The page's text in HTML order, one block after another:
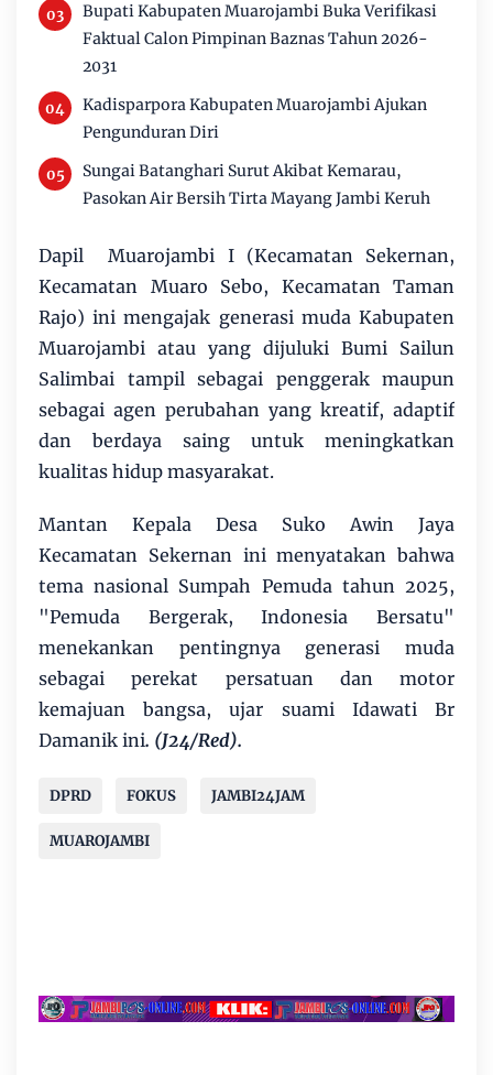
Bupati Kabupaten Muarojambi Buka Verifikasi
Faktual Calon Pimpinan Baznas Tahun 2026-
2031
Kadisparpora Kabupaten Muarojambi Ajukan
Pengunduran Diri
Sungai Batanghari Surut Akibat Kemarau,
Pasokan Air Bersih Tirta Mayang Jambi Keruh
Dapil Muarojambi I (Kecamatan Sekernan,
Kecamatan Muaro Sebo, Kecamatan Taman
Rajo) ini mengajak generasi muda Kabupaten
Muarojambi atau yang dijuluki Bumi Sailun
Salimbai tampil sebagai penggerak maupun
sebagai agen perubahan yang kreatif, adaptif
dan berdaya saing untuk meningkatkan
kualitas hidup masyarakat.
Mantan Kepala Desa Suko Awin Jaya
Kecamatan Sekernan ini menyatakan bahwa
tema nasional Sumpah Pemuda tahun 2025,
"Pemuda Bergerak, Indonesia Bersatu"
menekankan pentingnya generasi muda
sebagai perekat persatuan dan motor
kemajuan bangsa, ujar suami Idawati Br
Damanik ini. (J24/Red).
DPRD FOKUS JAMBI24JAM
MUAROJAMBI